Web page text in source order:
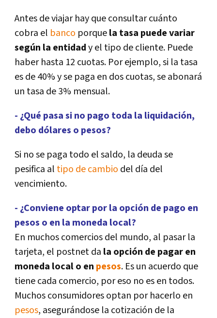
Antes de viajar hay que consultar cuánto
cobra el banco porquela tasa puede variar
según la entidady el tipo de cliente. Puede
haber hasta 12 cuotas. Por ejemplo, si la tasa
es de 40% y se paga en dos cuotas, se abonará
un tasa de 3% mensual.
- ¿Qué pasa si no pago toda la liquidación,
debo dólares o pesos?
Si no se paga todo el saldo, la deuda se
pesifica al tipo de cambio del dí­a del
vencimiento.
- ¿Conviene optar por la opción de pago en
pesos o en la moneda local?
En muchos comercios del mundo, al pasar la
tarjeta, el postnet da la opción de pagar en
moneda local o en pesos. Es un acuerdo que
tiene cada comercio, por eso no es en todos.
Muchos consumidores optan por hacerlo en
pesos, asegurándose la cotización de la